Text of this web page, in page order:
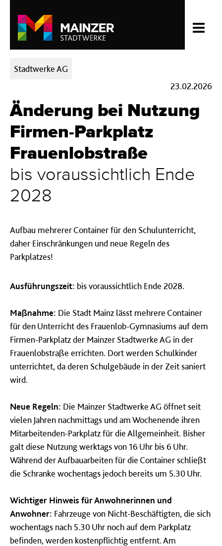
Kategorien:
Stadtwerke AG
23.02.2026
Änderung bei Nutzung
Firmen-Parkplatz
Frauenlobstraße
bis voraussichtlich Ende
2028
Aufbau mehrerer Container für den Schulunterricht,
daher Einschränkungen und neue Regeln des
Parkplatzes!
Ausführungszeit: bis voraussichtlich Ende 2028.
Maßnahme: Die Stadt Mainz lässt mehrere Container
für den Unterricht des Frauenlob-Gymnasiums auf dem
Firmen-Parkplatz der Mainzer Stadtwerke AG in der
Frauenlobstraße errichten. Dort werden Schulkinder
unterrichtet, da deren Schulgebäude in der Zeit saniert
wird.
Neue Regeln: Die Mainzer Stadtwerke AG öffnet seit
vielen Jahren nachmittags und am Wochenende ihren
Mitarbeitenden-Parkplatz für die Allgemeinheit. Bisher
galt diese Nutzung werktags von 16 Uhr bis 6 Uhr.
Während der Aufbauarbeiten für die Container schließt
die Schranke wochentags jedoch bereits um 5.30 Uhr.
Wichtiger Hinweis für Anwohnerinnen und
Anwohner: Fahrzeuge von Nicht-Beschäftigten, die sich
wochentags nach 5.30 Uhr noch auf dem Parkplatz
befinden, werden kostenpflichtig entfernt. Am